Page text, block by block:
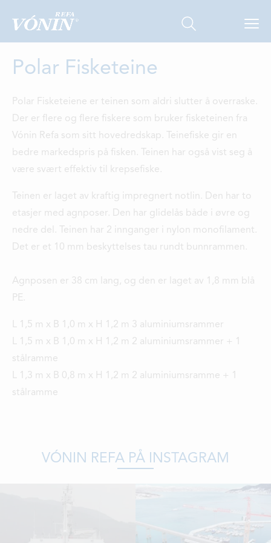
FISKERI
OM OSS
LOKASJONER
LEDIGE STILLINGER
Polar Fisketeine
Polar Fisketeiene er teinen som aldri slutter å overraske.
Der er flere og flere fiskere som bruker fisketeinen fra
Vónin Refa som sitt hovedredskap. Teinefiske gir en
bedre markedspris på fisken. Teinen har også vist seg å
være svært effektiv til krepsefiske.
Teinen er laget av kraftig impregnert notlin. Den har to
etasjer med agnposer. Den har glidelås både i øvre og
nedre del. Teinen har 2 innganger i nylon monofilament.
Det er et 10 mm beskyttelses tau rundt bunnrammen.
Agnposen er 38 cm lang, og den er laget av 1,8 mm blå
PE.
L 1,5 m x B 1,0 m x H 1,2 m 3 aluminiumsrammer
L 1,5 m x B 1,0 m x H 1,2 m 2 aluminiumsrammer + 1
stålramme
L 1,3 m x B 0,8 m x H 1,2 m 2 aluminiumsramme + 1
stålramme
VÓNIN REFA PÅ INSTAGRAM